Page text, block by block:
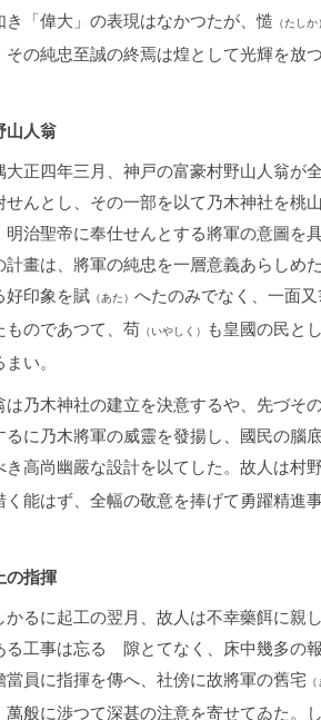
き「偉大」の表現はなかつたが、慥 （たしか
その純忠至誠の終焉は煌として光輝を放
山人翁
大正四年三月、神戸の富豪村野山人翁が
せんとし、その一部を以て乃木神社を桃
治聖帝に奉仕せんとする將軍の意圖を
計畫は、將軍の純忠を一層意義あらしめ
好印象を賦 （あた） へたのみでなく、一面
ものであつて、苟 （いやしく）
も皇國の民と
まい。
は乃木神社の建立を決意するや、先づそ
るに乃木將軍の威靈を發揚し、國民の腦
き高尚幽嚴な設計を以てした。故人は村
く能はず、全幅の敬意を捧げて勇躍精進
の指揮
かるに起工の翌月、故人は不幸藥餌に親
る工事は忘るゝ隙とてなく、床中幾多の
當員に指揮を傳へ、社傍に故將軍の舊宅
萬般に渉つて深甚の注意を寄せてゐた。